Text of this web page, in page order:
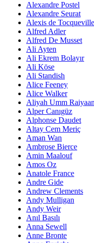
Alexandre Postel
Alexandre Seurat
Alexis de Tocqueville
Alfred Adler
Alfred De Musset
Ali Ayten
Ali Ekrem Bolayır
Ali Köse
Ali Standish
Alice Feeney
Alice Walker
Aliyah Umm Raiyaan
Alper Canıgüz
Alphonse Daudet
Altay Cem Meriç
Aman Wan
Ambrose Bierce
Amin Maalouf
Amos Oz
Anatole France
Andre Gide
Andrew Clements
Andy Mulligan
Andy Weir
Anıl Basılı
Anna Sewell
Anne Bronte